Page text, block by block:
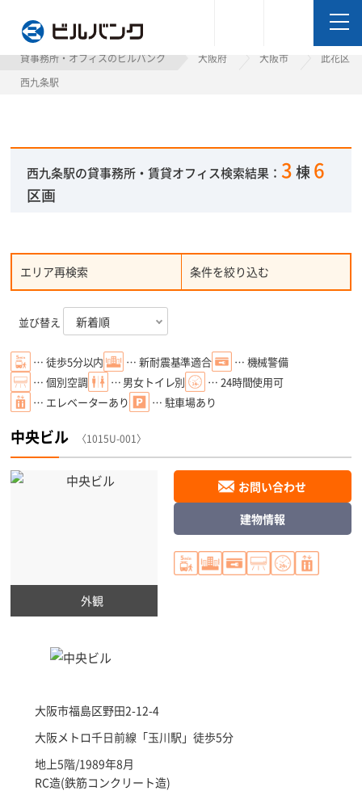
貸事務所・オフィスのビルバンク 大阪府 大阪市
此花区
西九条駅
西九条駅の貸事務所・賃貸オフィス検索結果：3棟 6
区画
エリア再検索 条件を絞り込む
並び替え
… 徒歩5分以内 … 新耐震基準適合
… 機械警備
… 個別空調
… 男女トイレ別
… 24時間使用可
… エレベーターあり
… 駐車場あり
中央ビル 〈1015U-001〉
外観
大阪市福島区野田2-12-4
大阪メトロ千日前線「玉川駅 」徒歩5分
地上5階/1989年8月
RC造(鉄筋コンクリート造)
お問い合わせ
建物情報